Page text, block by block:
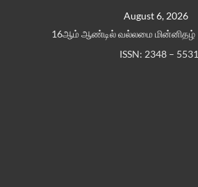
August 6, 2026
16ஆம் ஆண்டில் வல்லமை மின்னிதழ்
ISSN: 2348 – 5531